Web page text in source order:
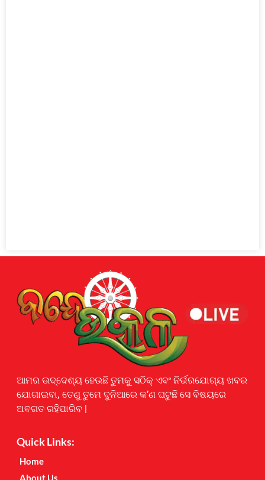
ଆମର ଉଦ୍ଦେଶ୍ୟ ହେଉଛି ତୁମକୁ ସଠିକ୍ ଏବଂ ନିର୍ଭରଯୋଗ୍ୟ ଖବର
ଯୋଗାଇବା, ତେଣୁ ତୁମେ ଦୁନିଆରେ କ’ଣ ଘଟୁଛି ସେ ବିଷୟରେ
ଅବଗତ ରହିପାରିବ |
Quick Links:
Home
About Us